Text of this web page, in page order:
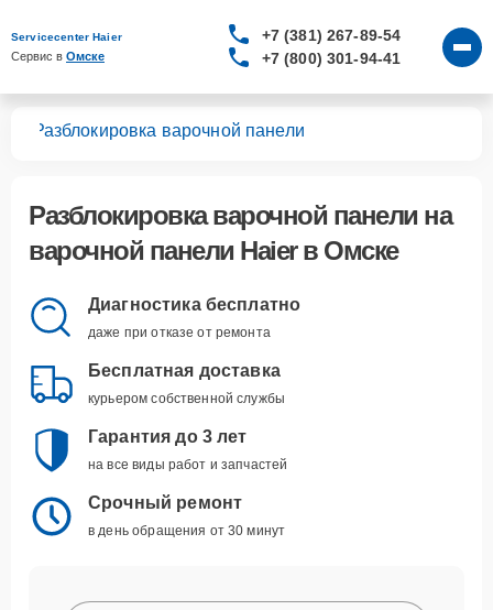
Servicecenter Haier
Сервис в Омске
+7 (381) 267-89-54
+7 (800) 301-94-41
Разблокировка варочной панели
Разблокировка варочной панели на
варочной панели Haier в Омске
Диагностика бесплатно
даже при отказе от ремонта
Бесплатная доставка
курьером собственной службы
Гарантия до 3 лет
на все виды работ и запчастей
Срочный ремонт
в день обращения от 30 минут